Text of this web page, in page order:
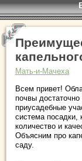
Мать-и-Мачеха
Всем привет!
почвы
приусадебные
система посадки,
количество и
Объясним про
саду.